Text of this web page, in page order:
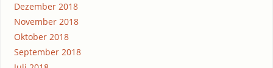
Dezember 2018
November 2018
Oktober 2018
September 2018